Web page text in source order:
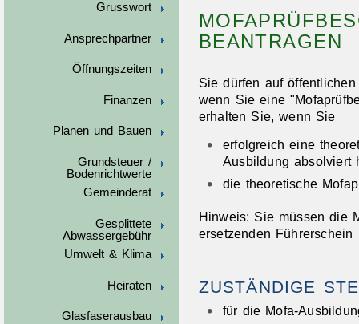
Grusswort
Ansprechpartner
Öffnungszeiten
Finanzen
Planen und Bauen
Grundsteuer /
Bodenrichtwerte
Gemeinderat
Gesplittete
Abwassergebühr
Umwelt & Klima
Heiraten
Glasfaserausbau
BEANTRAGEN
Sie dürfen auf
wenn Sie eine
erhalten Sie, wenn Sie
erfolgreich eine
Ausbildung absolviert
die theoretische
Hinweis: Sie müssen die
ersetzenden
ZUSTÄNDIGE
für die Mofa-